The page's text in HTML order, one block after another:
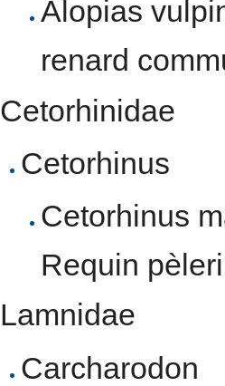
Alopias
renard
Cetorhinidae
Cetorhinus
Cetorhinus
Requin
Lamnidae
Carcharodon